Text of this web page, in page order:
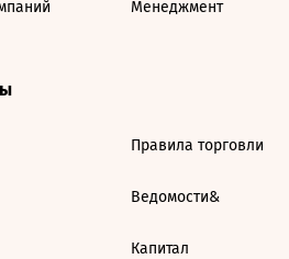
Менеджмент
Правила торговли
Ведомости&
Капитал